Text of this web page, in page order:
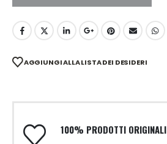
AGGIUNGI ALLA LISTA DEI DESIDERI
100% PRODOTTI ORIGINALI